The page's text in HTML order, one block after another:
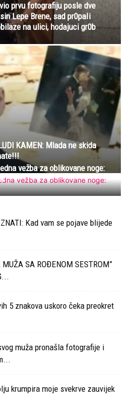
prvu fotografiju posle dve
Lepe Brene, sad pr0paIi
na ulici, hodajuci gr0b
KAMEN: Mlada ne skida
vežba za oblikovane noge:
Kad vam se pojave blijede
SA ROĐENOM SESTROM”
5 znakova uskoro čeka preokret
muža pronašla fotografije i
krumpira moje svekrve zauvijek